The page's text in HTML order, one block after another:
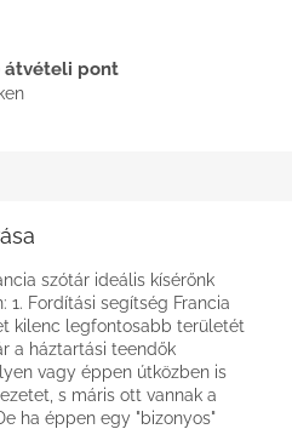
átvételi pont
szótár ideális kísérőnk
1. Fordítási segítség Francia
kilenc legfontosabb területét
a háztartási teendők
vagy éppen útközben is
s máris ott vannak a
ha éppen egy "bizonyos"